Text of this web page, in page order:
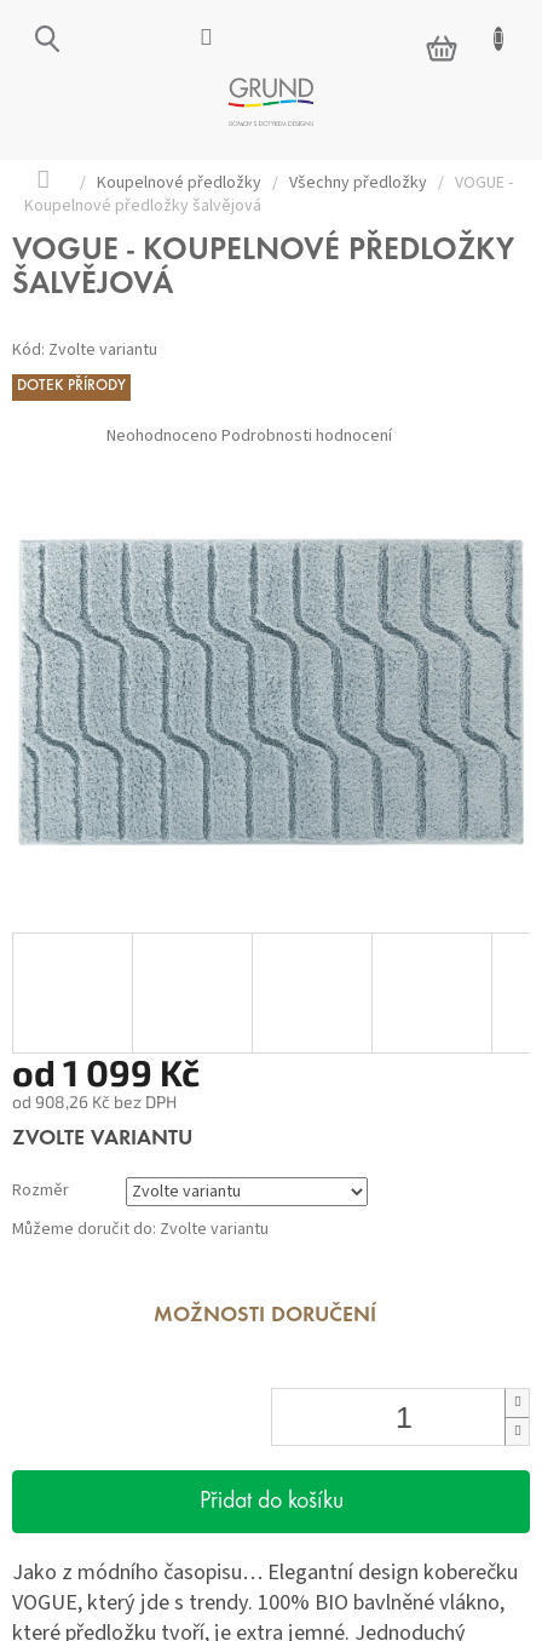
NÁKUPNÍ
KOŠÍK
Domů
/ Koupelnové předložky / Všechny předložky / VOGUE -
Koupelnové předložky šalvějová
VOGUE - KOUPELNOVÉ PŘEDLOŽKY
ŠALVĚJOVÁ
Kód: Zvolte variantu
DOTEK PŘÍRODY
Průměrné
hodnocení
Neohodnoceno Podrobnosti hodnocení
od 1 099 Kč
od 908,26 Kč bez DPH
Měrná
ZVOLTE VARIANTU
Rozměr
Můžeme doručit do: Zvolte variantu
MOŽNOSTI DORUČENÍ
Přidat do košíku
Jako z módního časopisu… Elegantní design koberečku
VOGUE, který jde s trendy. 100% BIO bavlněné vlákno,
které předložku tvoří, je extra jemné. Jednoduchý